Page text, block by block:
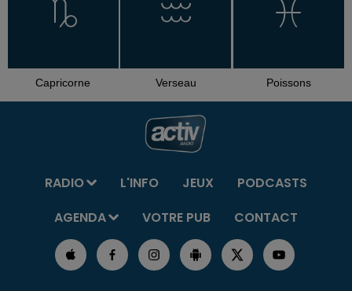
Capricorne Verseau Poissons
RADIO L'INFO JEUX
PODCASTS
AGENDA
VOTRE PUB CONTACT